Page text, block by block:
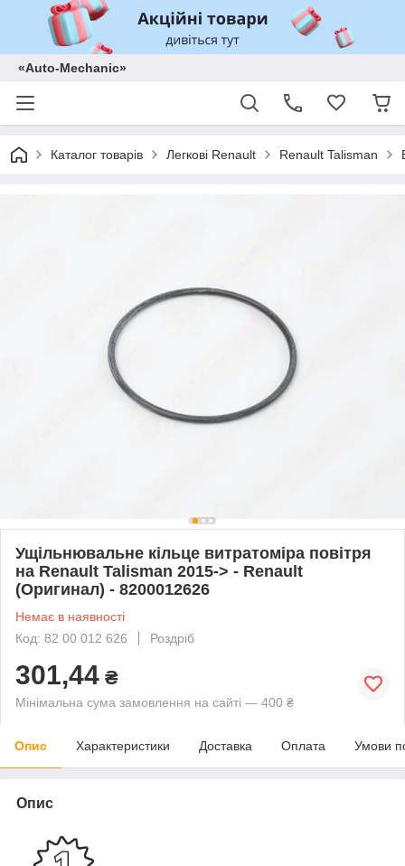
«Auto-Mechanic»
Каталог товарів Легкові Renault Renault Talisman
Ущільнювальне кільце витратоміра повітря
на Renault Talisman 2015-> - Renault
(Оригинал) - 8200012626
Немає в наявності
Код: 82 00 012 626
Роздріб
301,44 ₴
Мінімальна сума замовлення на сайті — 400 ₴
Опис Характеристики Доставка Оплата Умови
Опис